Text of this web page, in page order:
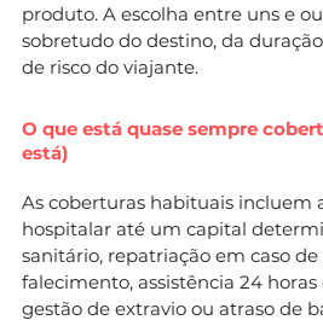
produto. A escolha entre uns e
sobretudo do destino, da
de risco do viajante.
O que está quase sempre
está)
As coberturas habituais incluem
hospitalar até um capital
sanitário, repatriação em caso
falecimento, assistência 24
gestão de extravio ou atraso de